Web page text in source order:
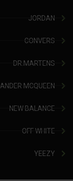
JORDAN
CONVERS
DR.MARTENS
MCQUEEN
NEW BALANCE
OFF WHITE
YEEZY